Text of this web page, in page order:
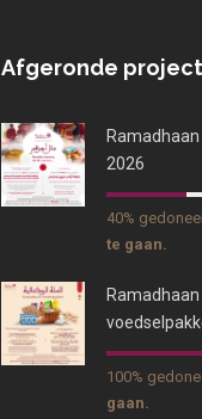
Afgeronde
2026
40%
te gaan.
Ramadhaan
100%
gaan.